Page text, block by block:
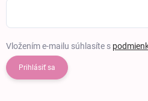
Vložením e-mailu súhlasíte s
Prihlásiť sa